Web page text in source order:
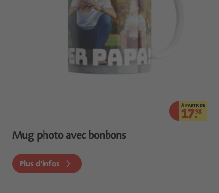
À PARTIR DE
17.98
Mug photo avec bonbons
Plus d'infos